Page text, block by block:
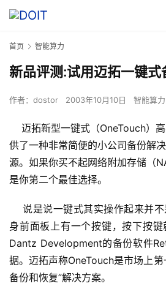
首页 智能算力
新品评测:试用迈拓一键式
作者： dostor 2003年10月10日 智能算力
迈拓新型一键式（OneTouch）
供了一种非常简便的小公司备份解
源。如果你买不起网络附加存储（
是你第二个最佳选择。
说是说一键式其实操作起来并不
身前面板上有一个按键，按下按
Dantz Development的备份软件
据。迈拓声称OneTouch是市场上
备份和恢复”解决方案。